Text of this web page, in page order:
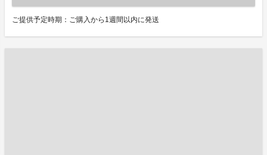
ご提供予定時期：ご購入から1週間以内に発送